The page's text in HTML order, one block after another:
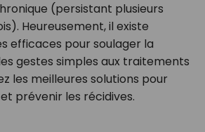
(persistant plusieurs
Heureusement, il existe
efficaces pour soulager la
gestes simples aux traitements
les meilleures solutions pour
prévenir les récidives.